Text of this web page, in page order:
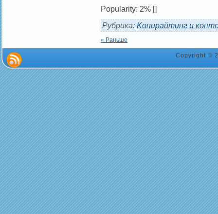
Popularity: 2% []
Рубрика: Kопирайтинг и
« Раньше
Copyright ©